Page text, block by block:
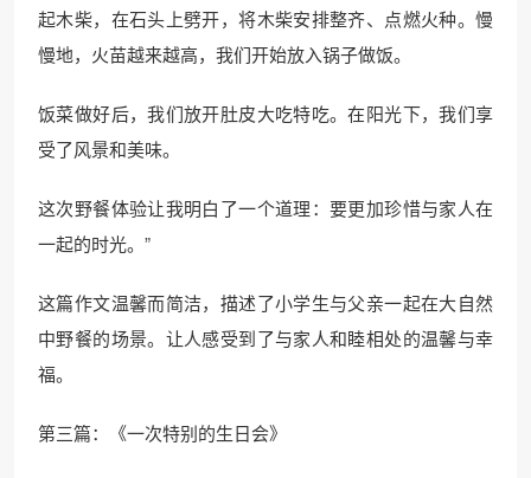
起木柴，在石头上劈开，将木柴安排整齐、点燃火种。慢
慢地，火苗越来越高，我们开始放入锅子做饭。
饭菜做好后，我们放开肚皮大吃特吃。在阳光下，我们享
受了风景和美味。
这次野餐体验让我明白了一个道理：要更加珍惜与家人在
一起的时光。”
这篇作文温馨而简洁，描述了小学生与父亲一起在大自然
中野餐的场景。让人感受到了与家人和睦相处的温馨与幸
福。
第三篇：《一次特别的生日会》